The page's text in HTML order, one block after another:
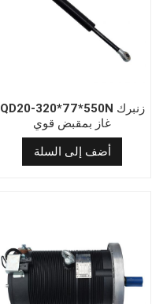
QD20-320*77*550N زنبرك
غاز بمقبض قوي
أضف إلى السلة